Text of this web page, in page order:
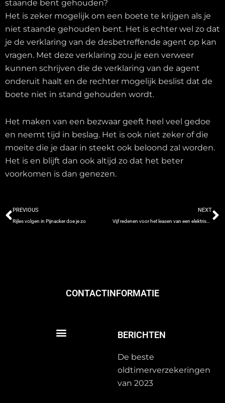
staande bent gehouden?
Het is zeker mogelijk om een boete te krijgen als je
niet staande gehouden bent. Het is echter wel zo dat
je de verklaring van de desbetreffende agent op kan
vragen. Met deze verklaring zou je een verweer
kunnen schrijven die de verklaring van de agent
onderuit haalt en de rechter mogelijk beslist dat de
boete niet in stand gehouden wordt.
Het maken van een bezwaar geeft heel veel gedoe
en neemt tijd in beslag. Het is ook niet zeker of die
moeite die je daar in steekt ook beloond zal worden.
Het is en blijft dan ook altijd zo dat het beter
voorkomen is dan genezen.
Prev
PREVIOUS
Rijles volgen in Pijnacker doe je zo
NEXT
Vijf redenen voor het leasen van een elektrische bedrijfswagen
CONTACTINFORMATIE
BERICHTEN
De beste
oldtimerverzekeringen
van 2023